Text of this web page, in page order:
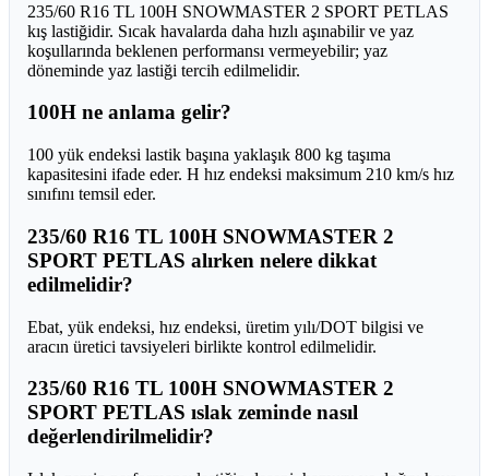
235/60 R16 TL 100H SNOWMASTER 2 SPORT PETLAS
kış lastiğidir. Sıcak havalarda daha hızlı aşınabilir ve yaz
koşullarında beklenen performansı vermeyebilir; yaz
döneminde yaz lastiği tercih edilmelidir.
100H ne anlama gelir?
100 yük endeksi lastik başına yaklaşık 800 kg taşıma
kapasitesini ifade eder. H hız endeksi maksimum 210 km/s hız
sınıfını temsil eder.
235/60 R16 TL 100H SNOWMASTER 2
SPORT PETLAS alırken nelere dikkat
edilmelidir?
Ebat, yük endeksi, hız endeksi, üretim yılı/DOT bilgisi ve
aracın üretici tavsiyeleri birlikte kontrol edilmelidir.
235/60 R16 TL 100H SNOWMASTER 2
SPORT PETLAS ıslak zeminde nasıl
değerlendirilmelidir?